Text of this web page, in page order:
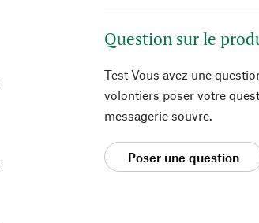
Question sur le
Test Vous avez une
volontiers poser votre
messagerie souvre.
Poser une question